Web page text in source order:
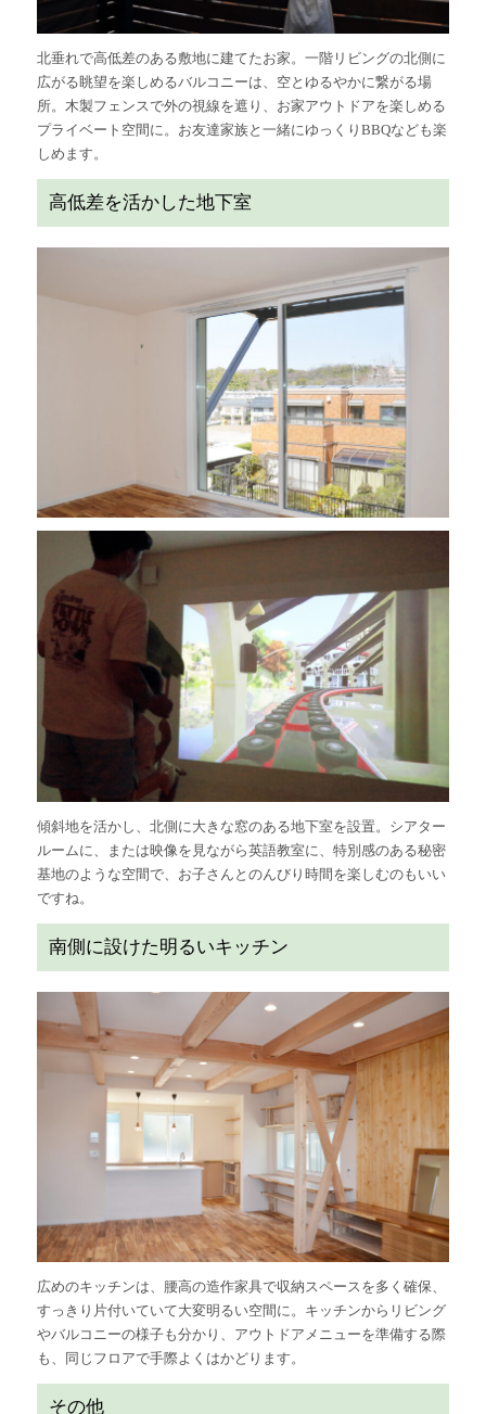
北垂れで高低差のある敷地に建てたお家。一階リビングの北側に
広がる眺望を楽しめるバルコニーは、空とゆるやかに繋がる場
所。木製フェンスで外の視線を遮り、お家アウトドアを楽しめる
プライベート空間に。お友達家族と一緒にゆっくりBBQなども楽
しめます。
高低差を活かした地下室
傾斜地を活かし、北側に大きな窓のある地下室を設置。シアター
ルームに、または映像を見ながら英語教室に、特別感のある秘密
基地のような空間で、お子さんとのんびり時間を楽しむのもいい
ですね。
南側に設けた明るいキッチン
広めのキッチンは、腰高の造作家具で収納スペースを多く確保、
すっきり片付いていて大変明るい空間に。キッチンからリビング
やバルコニーの様子も分かり、アウトドアメニューを準備する際
も、同じフロアで手際よくはかどります。
その他